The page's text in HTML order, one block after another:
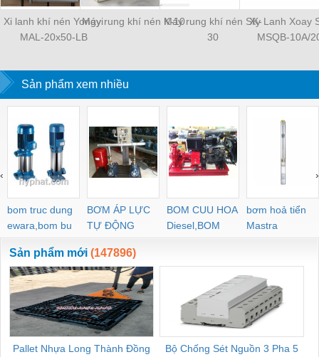
Xi lanh khí nén Yongyi
MAL-20x50-LB
Máy rung khí nén K-10Máy rung khí nén SK-
30
Xy Lanh Xoay
MSQB-10A/
Sản phẩm xem nhiều
bom truc dung
ewara,bom bu
ewara
BƠM ÁP LỰC
TỰ ĐỘNG
BOM CUU HOA
Diesel,BOM
CHUA CHAY
bơm hoả tiển
Mastra
‹ ›
Sản phẩm mới (147896)
Pallet Nhựa Long Thành Đồng
Bộ Chống Sét Nguồn 3 Pha 5